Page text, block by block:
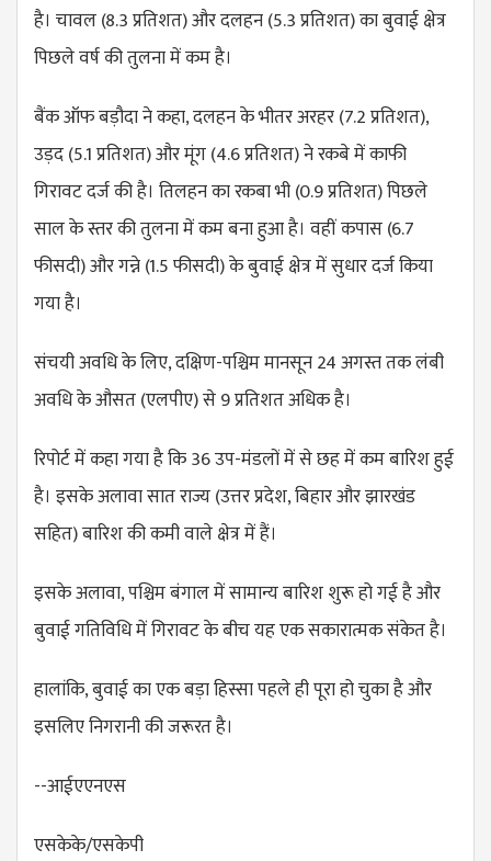
है। चावल (8.3 प्रतिशत) और दलहन (5.3 प्रतिशत) का बुवाई क्षेत्र
पिछले वर्ष की तुलना में कम है।
बैंक ऑफ बड़ौदा ने कहा, दलहन के भीतर अरहर (7.2 प्रतिशत),
उड़द (5.1 प्रतिशत) और मूंग (4.6 प्रतिशत) ने रकबे में काफी
गिरावट दर्ज की है। तिलहन का रकबा भी (0.9 प्रतिशत) पिछले
साल के स्तर की तुलना में कम बना हुआ है। वहीं कपास (6.7
फीसदी) और गन्ने (1.5 फीसदी) के बुवाई क्षेत्र में सुधार दर्ज किया
गया है।
संचयी अवधि के लिए, दक्षिण-पश्चिम मानसून 24 अगस्त तक लंबी
अवधि के औसत (एलपीए) से 9 प्रतिशत अधिक है।
रिपोर्ट में कहा गया है कि 36 उप-मंडलों में से छह में कम बारिश हुई
है। इसके अलावा सात राज्य (उत्तर प्रदेश, बिहार और झारखंड
सहित) बारिश की कमी वाले क्षेत्र में हैं।
इसके अलावा, पश्चिम बंगाल में सामान्य बारिश शुरू हो गई है और
बुवाई गतिविधि में गिरावट के बीच यह एक सकारात्मक संकेत है।
हालांकि, बुवाई का एक बड़ा हिस्सा पहले ही पूरा हो चुका है और
इसलिए निगरानी की जरूरत है।
--आईएएनएस
एसकेके/एसकेपी